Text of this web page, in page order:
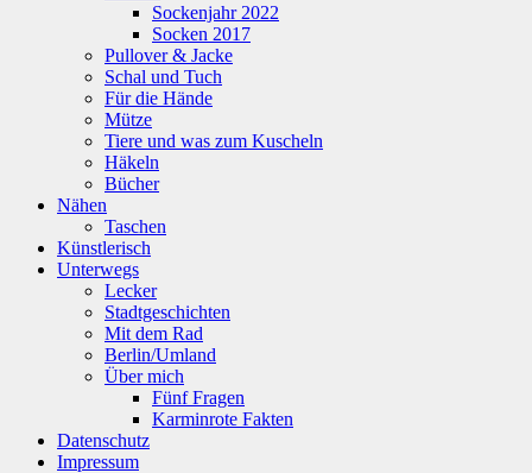
Sockenjahr 2022
Socken 2017
Pullover & Jacke
Schal und Tuch
Für die Hände
Mütze
Tiere und was zum Kuscheln
Häkeln
Bücher
Nähen
Taschen
Künstlerisch
Unterwegs
Lecker
Stadtgeschichten
Mit dem Rad
Berlin/Umland
Über mich
Fünf Fragen
Karminrote Fakten
Datenschutz
Impressum